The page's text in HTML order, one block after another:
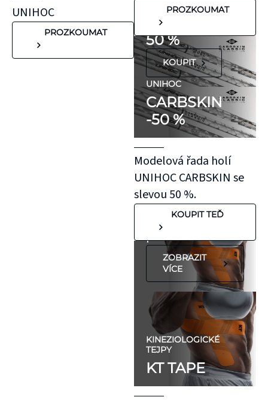
UNIHOC
PROZKOUMAT
PROZKOUMAT
CARBSKIN
SE SLEVOU
50 %
KOUPIT
UNIHOC
CARBSKIN
-50 %
Modelová řada holí
UNIHOC CARBSKIN se
slevou 50 %.
KOUPIT TEĎ
vyvolat alergické
reakce. Pokud ale
víte, že máte velmi
citlivou pokožku,
doporučujeme
otestovat malý
kousek KT pásky
aplikovaný bez
roztažení nejprve
na oblast se
"silnější"
pokožkou, jako je
koleno, nebo
předloktí.
ZOBRAZIT
VÍCE
KINEZIOLOGICKÉ
TEJPY
KT TAPE